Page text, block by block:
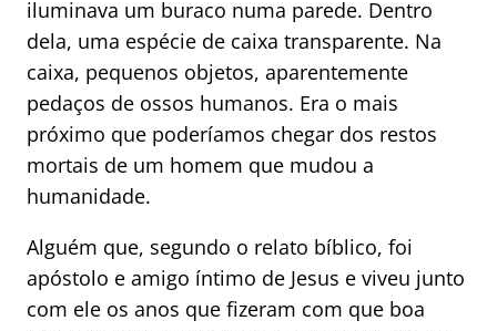
iluminava um buraco numa parede. Dentro
dela, uma espécie de caixa transparente. Na
caixa, pequenos objetos, aparentemente
pedaços de ossos humanos. Era o mais
próximo que poderíamos chegar dos restos
mortais de um homem que mudou a
humanidade.
Alguém que, segundo o relato bíblico, foi
apóstolo e amigo íntimo de Jesus e viveu junto
com ele os anos que fizeram com que boa